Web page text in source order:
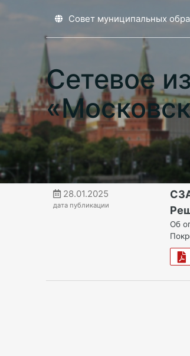
Совет муниципальных
Сетевое
28.01.2025
дата публикации
Об